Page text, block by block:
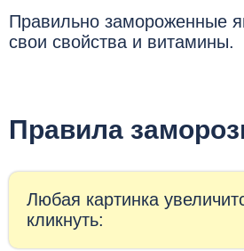
Правильно замороженные
свои свойства и витамины.
Правила
Любая картинка
кликнуть: